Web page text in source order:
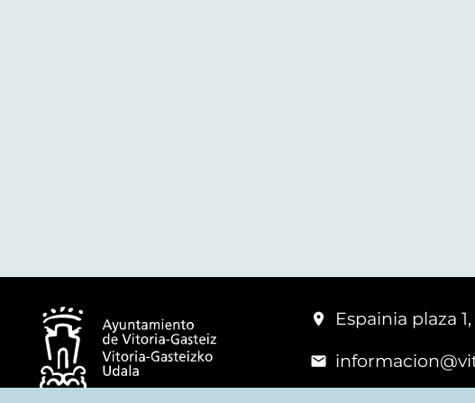
Espainia plaza